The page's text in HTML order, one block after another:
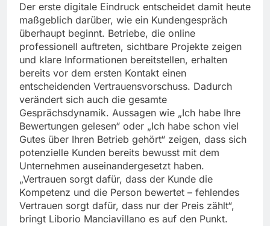
Der erste digitale Eindruck entscheidet damit heute
maßgeblich darüber, wie ein Kundengespräch
überhaupt beginnt. Betriebe, die online
professionell auftreten, sichtbare Projekte zeigen
und klare Informationen bereitstellen, erhalten
bereits vor dem ersten Kontakt einen
entscheidenden Vertrauensvorschuss. Dadurch
verändert sich auch die gesamte
Gesprächsdynamik. Aussagen wie „Ich habe Ihre
Bewertungen gelesen“ oder „Ich habe schon viel
Gutes über Ihren Betrieb gehört“ zeigen, dass sich
potenzielle Kunden bereits bewusst mit dem
Unternehmen auseinandergesetzt haben.
„Vertrauen sorgt dafür, dass der Kunde die
Kompetenz und die Person bewertet – fehlendes
Vertrauen sorgt dafür, dass nur der Preis zählt“,
bringt Liborio Manciavillano es auf den Punkt.